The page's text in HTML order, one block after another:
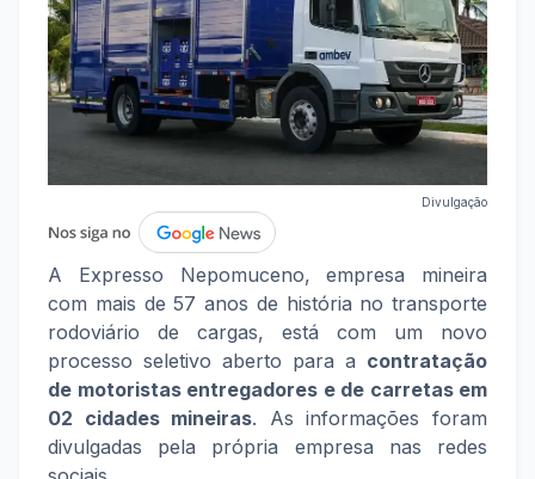
Divulgação
A Expresso Nepomuceno, empresa mineira
com mais de 57 anos de história no transporte
rodoviário de cargas, está com um novo
processo seletivo aberto para a contratação
de motoristas entregadores e de carretas em
02 cidades mineiras. As informações foram
divulgadas pela própria empresa nas redes